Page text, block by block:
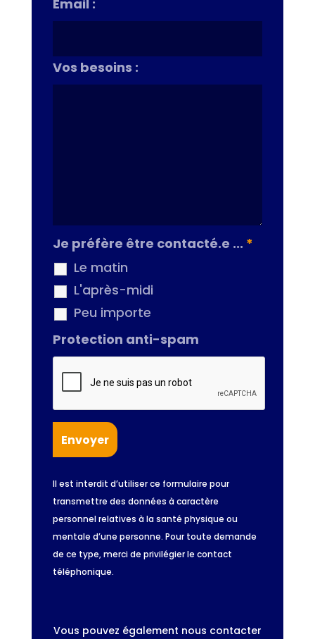
Email :
Vos besoins :
Je préfère être contacté.e ... *
Le matin
L'après-midi
Peu importe
Protection anti-spam
Il est interdit d’utiliser ce formulaire pour
transmettre des données à caractère
personnel relatives à la santé physique ou
mentale d’une personne. Pour toute demande
de ce type, merci de privilégier le contact
téléphonique.
Vous pouvez également nous contacter